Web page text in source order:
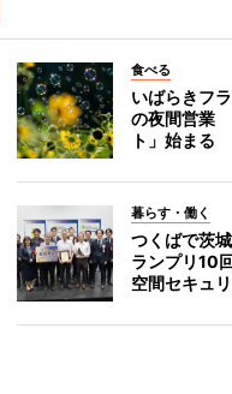
食べる
いばらきフ
の夜間営業
ト」始まる
暮らす・働く
つくばで茨
ランプリ10
空間セキュ